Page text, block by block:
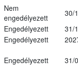
Nem
engedélyezett
30/
Engedélyezett
31/
Engedélyezett
Engedélyezett 31/